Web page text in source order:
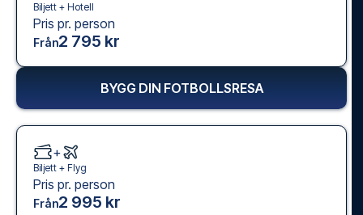
Biljett + Hotell
Pris pr. person
Från2 795 kr
BYGG DIN FOTBOLLSRESA
+
Biljett + Flyg
Pris pr. person
Från2 995 kr